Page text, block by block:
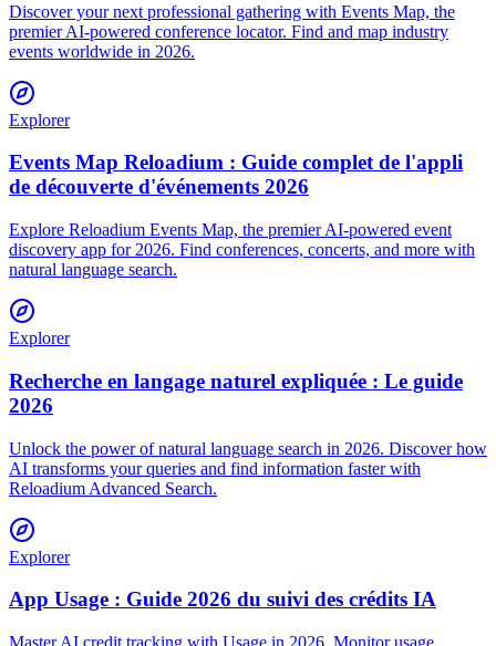
Discover your next professional gathering with Events Map, the
premier AI-powered conference locator. Find and map industry
events worldwide in 2026.
Explorer
Events Map Reloadium : Guide complet de l'appli
de découverte d'événements 2026
Explore Reloadium Events Map, the premier AI-powered event
discovery app for 2026. Find conferences, concerts, and more with
natural language search.
Explorer
Recherche en langage naturel expliquée : Le guide
2026
Unlock the power of natural language search in 2026. Discover how
AI transforms your queries and find information faster with
Reloadium Advanced Search.
Explorer
App Usage : Guide 2026 du suivi des crédits IA
Master AI credit tracking with Usage in 2026. Monitor usage,